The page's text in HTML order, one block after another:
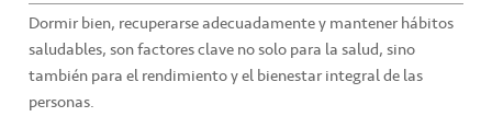
Dormir bien, recuperarse adecuadamente y mantener hábitos
saludables, son factores clave no solo para la salud, sino
también para el rendimiento y el bienestar integral de las
personas.